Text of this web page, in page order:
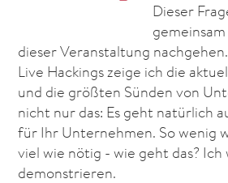
Dieser
dieser Veranstaltung
Live Hackings zeige ich die
und die größten Sünden von
nicht nur das: Es geht natürlich
für Ihr Unternehmen. So wenig
viel wie nötig - wie geht das? Ich
demonstrieren.